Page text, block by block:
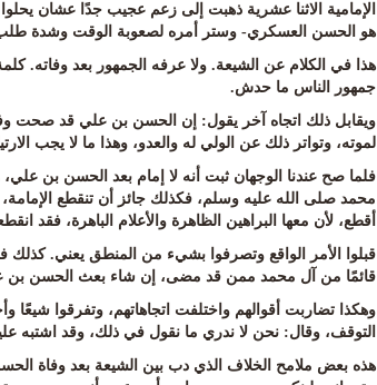
الإمامية الاثنا عشرية ذهبت إلى زعم عجيب جدًا عشان
هو الحسن العسكري- وستر أمره لصعوبة الوقت وشدة طلب
هذا في الكلام عن الشيعة. ولا عرفه الجمهور بعد وفاته.
جمهور الناس ما حدش.
ويقابل ذلك اتجاه آخر يقول: إن الحسن بن علي قد صحت
لموته، وتواتر ذلك عن الولي له والعدو، وهذا ما لا يجب
فلما صح عندنا الوجهان ثبت أنه لا إمام بعد الحسن بن
محمد صلى الله عليه وسلم، فكذلك جائز أن تنقطع الإمامة،
أقطع، لأن معها البراهين الظاهرة والأعلام الباهرة، فقد
قبلوا الأمر الواقع وتصرفوا بشيء من المنطق يعني.
قائمًا من آل محمد ممن قد مضى، إن شاء بعث الحسن بن
وهكذا تضاربت أقوالهم واختلفت اتجاهاتهم، وتفرقوا
التوقف، وقال: نحن لا ندري ما نقول في ذلك، وقد اشتبه
هذه بعض ملامح الخلاف الذي دب بين الشيعة بعد وفاة